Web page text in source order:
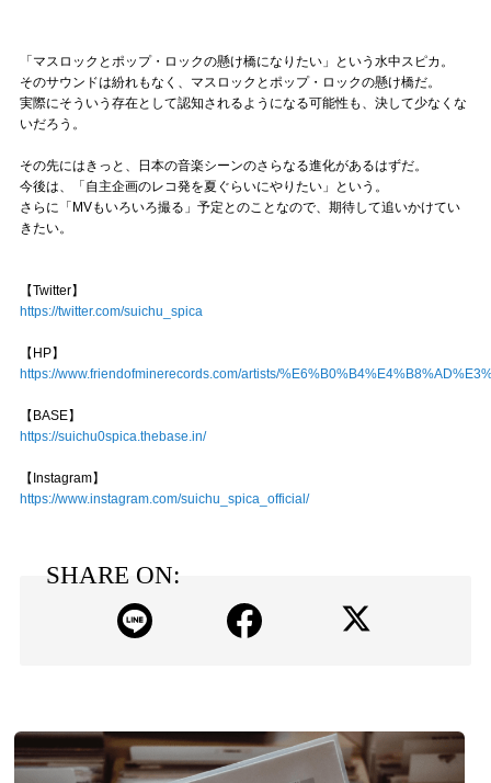
「マスロックとポップ・ロックの懸け橋になりたい」という水中スピカ。
そのサウンドは紛れもなく、マスロックとポップ・ロックの懸け橋だ。
実際にそういう存在として認知されるようになる可能性も、決して少なくな
いだろう。
その先にはきっと、日本の音楽シーンのさらなる進化があるはずだ。
今後は、「自主企画のレコ発を夏ぐらいにやりたい」という。
さらに「MVもいろいろ撮る」予定とのことなので、期待して追いかけてい
きたい。
【Twitter】
https://twitter.com/suichu_spica
【HP】
https://www.friendofminerecords.com/artists/
【BASE】
https://suichu0spica.thebase.in/
【Instagram】
https://www.instagram.com/suichu_spica_official/
SHARE ON: